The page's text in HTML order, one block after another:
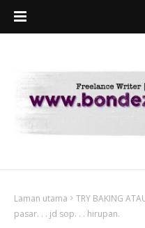
Laman utama TRY BAKING
pasar. . . jd sop. . . hirupan.